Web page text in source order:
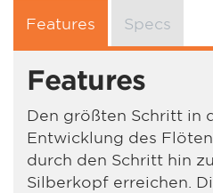
Features Specs
Features
Den größten Schritt in
Entwicklung des
durch den Schritt hin
Silberkopf erreichen.